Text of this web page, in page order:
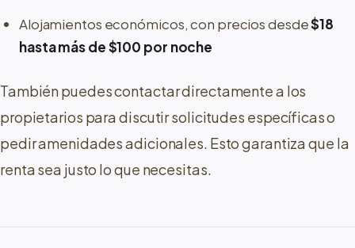
Alojamientos económicos, con precios desde$18
hasta más de $100 por noche
También puedes contactar directamente a los
propietarios para discutir solicitudes específicas o
pedir amenidades adicionales. Esto garantiza que la
renta sea justo lo que necesitas.